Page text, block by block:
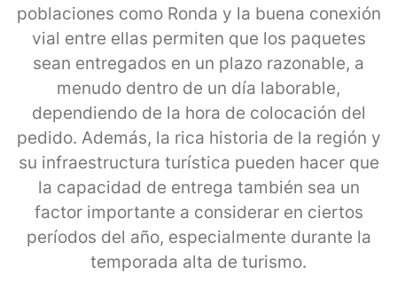
poblaciones como Ronda y la buena conexión
vial entre ellas permiten que los paquetes
sean entregados en un plazo razonable, a
menudo dentro de un día laborable,
dependiendo de la hora de colocación del
pedido. Además, la rica historia de la región y
su infraestructura turística pueden hacer que
la capacidad de entrega también sea un
factor importante a considerar en ciertos
períodos del año, especialmente durante la
temporada alta de turismo.